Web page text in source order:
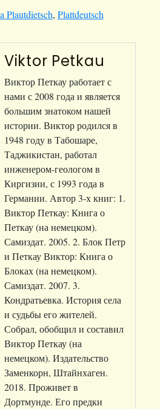
Plautdietsch, Plattdeutsch
Viktor Petkau
Виктор Петкау работает с
нами с 2008 года и является
большим знатоком нашей
истории. Виктор родился в
1948 году в Табошаре,
Таджикистан, работал
инженером-геологом в
Киргизии, с 1993 года в
Германии. Автор 3-х книг: 1.
Виктор Петкау: Книга о
Петкау (на немецком).
Самиздат. 2005. 2. Блок Петр
и Петкау Виктор: Книга о
Блоках (на немецком).
Самиздат. 2007. 3.
Кондратьевка. История села
и судьбы его жителей.
Собрал, обобщил и составил
Виктор Петкау (на
немецком). Издательство
Заменкорн, Штайнхаген.
2018. Проживет в
Дортмунде. Его предки